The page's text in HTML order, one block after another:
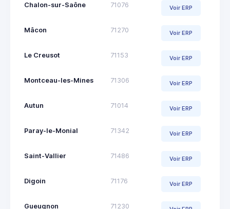
Chalon-sur-Saône 71076 Voir ERP
Mâcon 71270 Voir ERP
Le Creusot 71153 Voir ERP
Montceau-les-Mines 71306 Voir ERP
Autun 71014 Voir ERP
Paray-le-Monial 71342 Voir ERP
Saint-Vallier 71486 Voir ERP
Digoin 71176 Voir ERP
Gueugnon 71230